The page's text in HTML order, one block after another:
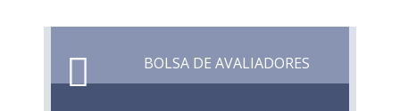
BOLSA DE AVALIADORES